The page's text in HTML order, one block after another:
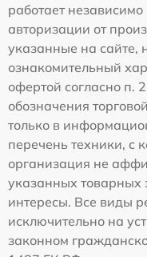
работает
авторизации от
указанные на сайте,
ознакомительный
офертой согласно п.
обозначения
только в
перечень техники, с
организация не
указанных товарных
интересы. Все виды
исключительно на
законном